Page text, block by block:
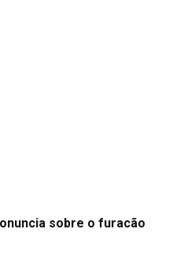
sobre o furacão